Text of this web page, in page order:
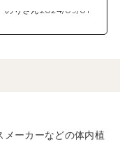
感、しっとり感も
のりさん2024/09/01
メーカーなどの体内植